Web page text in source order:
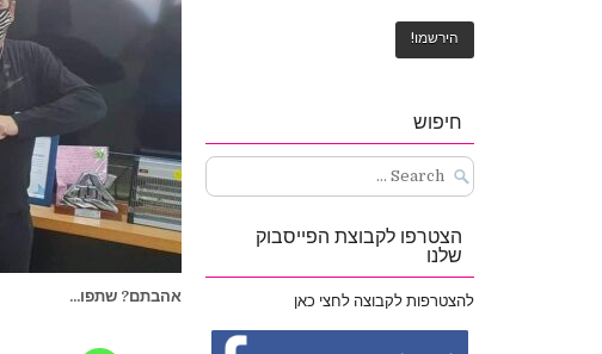
אהבתם? שתפו...
חיפוש
Search
for:
הצטרפו לקבוצת הפייסבוק
שלנו
להצטרפות לקבוצה לחצי כאן